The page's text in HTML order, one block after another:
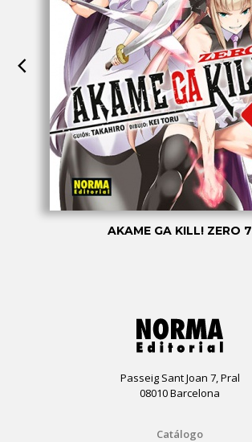
AKAME GA KILL! ZERO 7
Passeig Sant Joan 7, Pral
08010 Barcelona
Catálogo